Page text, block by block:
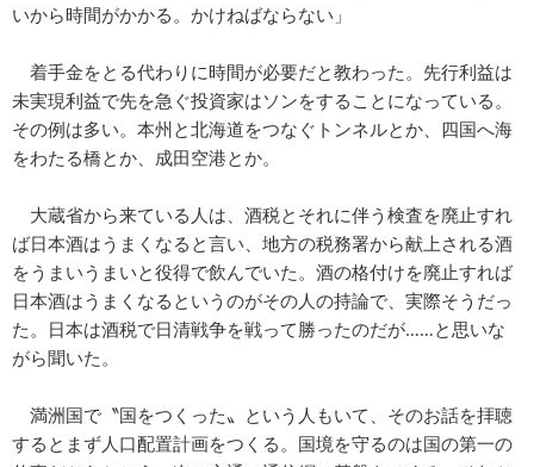
いから時間がかかる。かけねばならない」
着手金をとる代わりに時間が必要だと教わった。先行利益は
未実現利益で先を急ぐ投資家はソンをすることになっている。
その例は多い。本州と北海道をつなぐトンネルとか、四国へ海
をわたる橋とか、成田空港とか。
大蔵省から来ている人は、酒税とそれに伴う検査を廃止すれ
ば日本酒はうまくなると言い、地方の税務署から献上される酒
をうまいうまいと役得で飲んでいた。酒の格付けを廃止すれば
日本酒はうまくなるというのがその人の持論で、実際そうだっ
た。日本は酒税で日清戦争を戦って勝ったのだが……と思いな
がら聞いた。
満洲国で〝国をつくった〟という人もいて、そのお話を拝聴
するとまず人口配置計画をつくる。国境を守るのは国の第一の